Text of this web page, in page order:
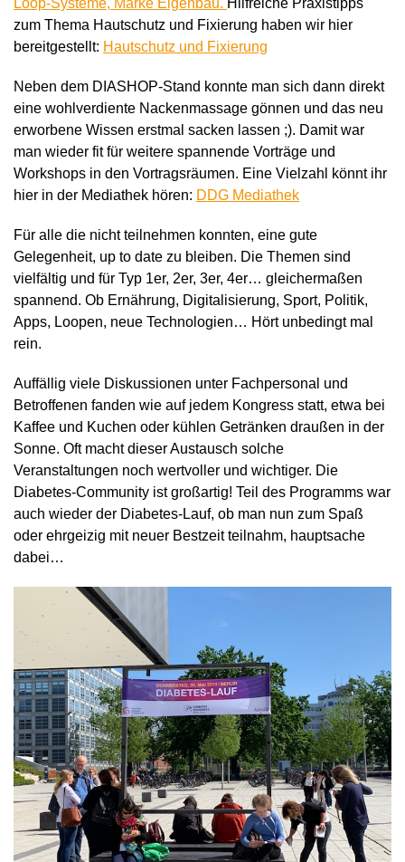
zum Thema Hautschutz und Fixierung haben wir hier
bereitgestellt: Hautschutz und Fixierung
Neben dem DIASHOP-Stand konnte man sich dann direkt
eine wohlverdiente Nackenmassage gönnen und das neu
erworbene Wissen erstmal sacken lassen ;). Damit war
man wieder fit für weitere spannende Vorträge und
Workshops in den Vortragsräumen. Eine Vielzahl könnt ihr
hier in der Mediathek hören: DDG Mediathek
Für alle die nicht teilnehmen konnten, eine gute
Gelegenheit, up to date zu bleiben. Die Themen sind
vielfältig und für Typ 1er, 2er, 3er, 4er… gleichermaßen
spannend. Ob Ernährung, Digitalisierung, Sport, Politik,
Apps, Loopen, neue Technologien… Hört unbedingt mal
rein.
Auffällig viele Diskussionen unter Fachpersonal und
Betroffenen fanden wie auf jedem Kongress statt, etwa bei
Kaffee und Kuchen oder kühlen Getränken draußen in der
Sonne. Oft macht dieser Austausch solche
Veranstaltungen noch wertvoller und wichtiger. Die
Diabetes-Community ist großartig! Teil des Programms war
auch wieder der Diabetes-Lauf, ob man nun zum Spaß
oder ehrgeizig mit neuer Bestzeit teilnahm, hauptsache
dabei…